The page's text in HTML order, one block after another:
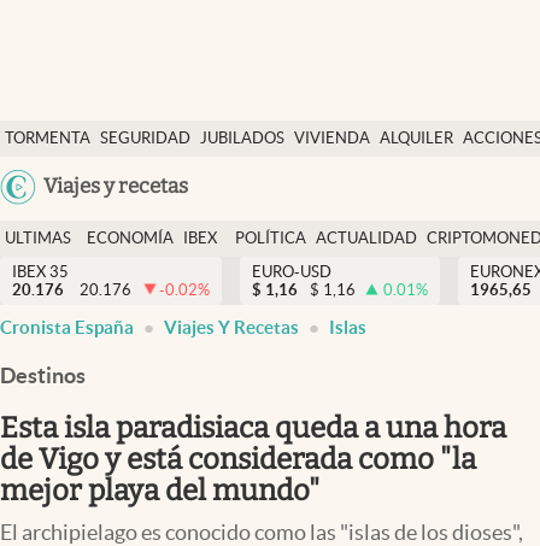
TORMENTA SEGURIDAD JUBILADOS VIVIENDA ALQUILER
USA
Viajes y recetas
Economía y finanzas
Política
Actualidad
Criptomonedas
España
ULTIMAS
NOTICIAS
ECONOMÍA
FINANZAS
IBEX
EURO
POLÍTICA ACTUALIDAD
IBEX 35
20.176
20.176 -0.02%
EURO-USD
$ 1,16 $ 1,16 0.01%
1965,65
Cronista España Viajes Y Recetas Islas
Destinos
Esta isla paradisiaca queda a una hora
de Vigo y está considerada como "la
mejor playa del mundo"
El archipielago es conocido como las "islas de los dioses",